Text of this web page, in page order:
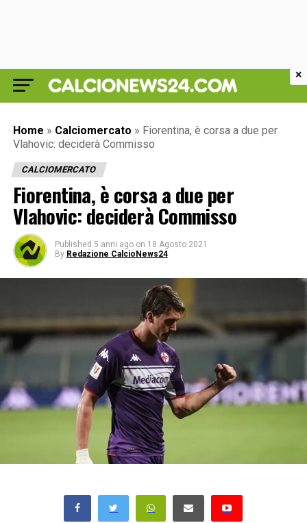
Home » Calciomercato » Fiorentina, è corsa a due per
Vlahovic: deciderà Commisso
CALCIOMERCATO
Fiorentina, è corsa a due per
Vlahovic: deciderà Commisso
Published 5 anni ago on 18 Agosto 2021
By Redazione CalcioNews24
×